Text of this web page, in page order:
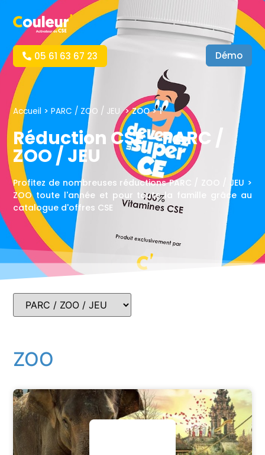
05 61 63 67 23 Démo
Accueil >PARC / ZOO / JEU> ZOO> 1
Réduction CSE - PARC /
ZOO / JEU
Profitez de nombreuses réductions PARC / ZOO / JEU >
ZOO toute l'année et pour toute la famille grâce au
catalogue d'offres CSE
ZOO